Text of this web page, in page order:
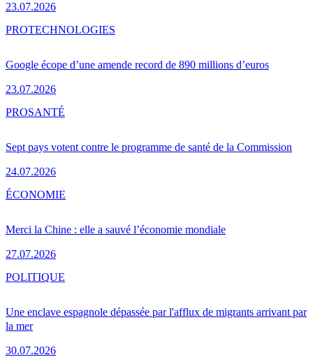
23.07.2026
Google écope d’une amende record de 890 millions d’euros
23.07.2026
PROTECHNOLOGIES
Sept pays votent contre le programme de santé de la Commission
24.07.2026
PROSANTÉ
Merci la Chine : elle a sauvé l’économie mondiale
27.07.2026
ÉCONOMIE
Une enclave espagnole dépassée par l'afflux de migrants arrivant par
la mer
30.07.2026
POLITIQUE